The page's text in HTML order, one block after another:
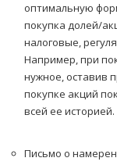
оптимальную
покупка долей/
налоговые,
Например, при
нужное, оставив
покупке акций
всей ее историей.
Письмо о